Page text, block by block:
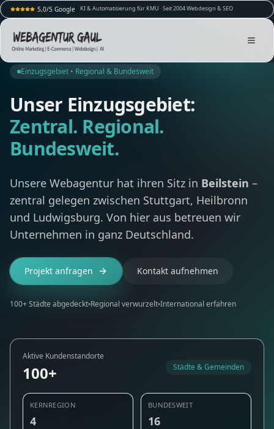
5,0/5 Google KI & Automatisierung für KMU · Seit 2004 Webdesign & SEO
Einzugsgebiet • Regional & Bundesweit
Unser Einzugsgebiet:
Zentral. Regional.
Bundesweit.
Unsere Webagentur hat ihren Sitz in Beilstein –
zentral gelegen zwischen Stuttgart, Heilbronn
und Ludwigsburg. Von hier aus betreuen wir
Unternehmen in ganz Deutschland.
Projekt anfragen Kontakt aufnehmen
100+ Städte abgedeckt Regional verwurzelt International erfahren
Aktive Kundenstandorte
100+ Städte & Gemeinden
KERNREGION
4
BUNDESWEIT
16